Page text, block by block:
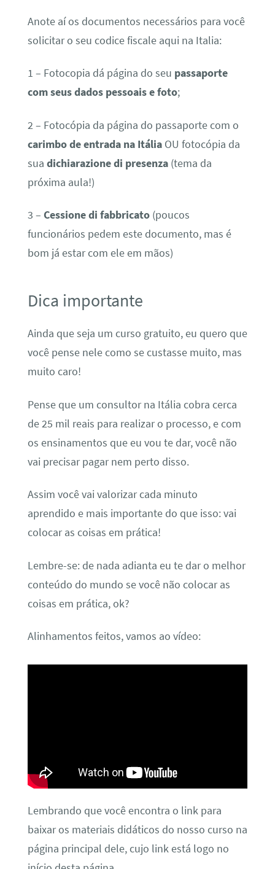
Anote aí os documentos necessários para você
solicitar o seu codice fiscale aqui na Italia:
1 – Fotocopia dá página do seu passaporte
com seus dados pessoais e foto;
2 – Fotocópia da página do passaporte com o
carimbo de entrada na ItáliaOU fotocópia da
sua dichiarazione di presenza(tema da
próxima aula!)
3 – Cessione di fabbricato(poucos
funcionários pedem este documento, mas é
bom já estar com ele em mãos)
Dica importante
Ainda que seja um curso gratuito, eu quero que
você pense nele como se custasse muito, mas
muito caro!
Pense que um consultor na Itália cobra cerca
de 25 mil reais para realizar o processo, e com
os ensinamentos que eu vou te dar, você não
vai precisar pagar nem perto disso.
Assim você vai valorizar cada minuto
aprendido e mais importante do que isso: vai
colocar as coisas em prática!
Lembre-se: de nada adianta eu te dar o melhor
conteúdo do mundo se você não colocar as
coisas em prática, ok?
Alinhamentos feitos, vamos ao vídeo:
Lembrando que você encontra o link para
baixar os materiais didáticos do nosso curso na
página principal dele, cujo link está logo no